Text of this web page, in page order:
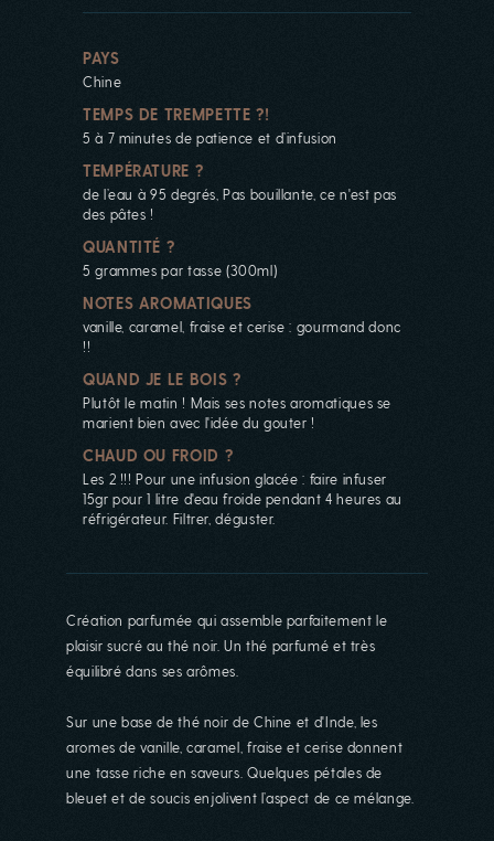
PAYS
Chine
TEMPS DE TREMPETTE ?!
5 à 7 minutes de patience et d’infusion
TEMPÉRATURE ?
de l’eau à 95 degrés, Pas bouillante, ce n'est pas
des pâtes !
QUANTITÉ ?
5 grammes par tasse (300ml)
NOTES AROMATIQUES
vanille, caramel, fraise et cerise : gourmand donc
!!
QUAND JE LE BOIS ?
Plutôt le matin ! Mais ses notes aromatiques se
marient bien avec l'idée du gouter !
CHAUD OU FROID ?
Les 2 !!! Pour une infusion glacée : faire infuser
15gr pour 1 litre d'eau froide pendant 4 heures au
réfrigérateur. Filtrer, déguster.
La boutique est actuellement
Création parfumée qui assemble parfaitement le
plaisir sucré au thé noir. Un thé parfumé et très
équilibré dans ses arômes.
Sur une base de thé noir de Chine et d'Inde, les
aromes de vanille, caramel, fraise et cerise donnent
une tasse riche en saveurs. Quelques pétales de
bleuet et de soucis enjolivent l’aspect de ce mélange.